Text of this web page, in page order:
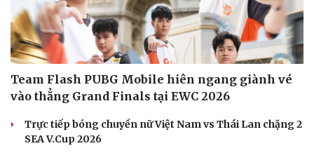
Văn hóa
Team Flash PUBG Mobile hiên ngang giành vé
vào thẳng Grand Finals tại EWC 2026
Trực tiếp bóng chuyền nữ Việt Nam vs Thái Lan chặng 2
SEA V.Cup 2026